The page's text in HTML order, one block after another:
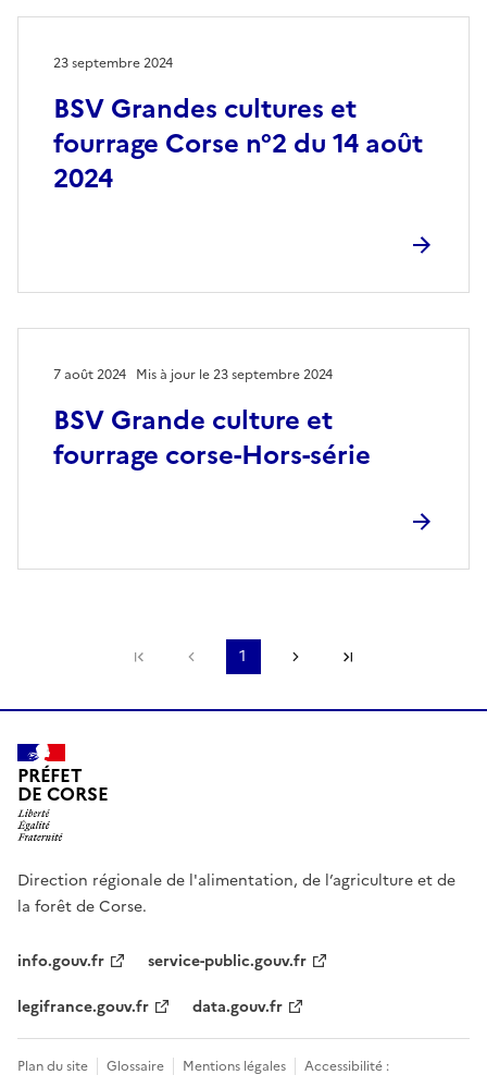
BSV Grandes cultures et
fourrage Corse n°2 du 14 août
2024
23 septembre 2024
BSV Grande culture et
fourrage corse-Hors-série
7 août 2024 Mis à jour le 23 septembre 2024
Première pagePage précédente
1 Page suivante
PRÉFET
DE CORSE
Direction régionale de l'alimentation, de l’agriculture et de
la forêt de Corse.
info.gouv.fr
service-public.gouv.fr
legifrance.gouv.fr
data.gouv.fr
Plan du site Glossaire Mentions légales Accessibilité :